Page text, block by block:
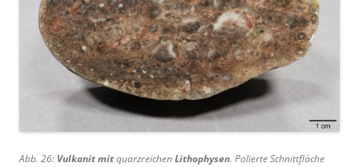
Abb. 26: VulkanitmitquarzreichenLithophysen. Polierte Schnittfläche